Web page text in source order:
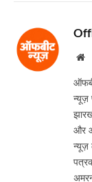
न्यूज़
और
न्यूज़